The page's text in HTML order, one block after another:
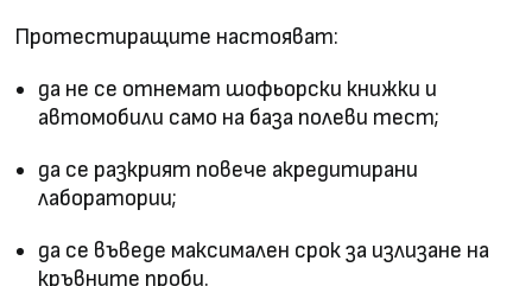
Протестиращите настояват:
да не се отнемат шофьорски книжки и
автомобили само на база полеви тест;
да се разкрият повече акредитирани
лаборатории;
да се въведе максимален срок за излизане на
кръвните проби.